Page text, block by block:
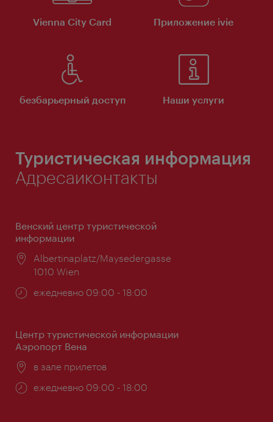
Vienna City Card Приложение ivie
безбарьерный доступ Наши услуги
Туристическая информация
Адресаиконтакты
Венский центр туристической
информации
Расположение:
Albertinaplatz/Maysedergasse
1010 Wien
Часы
ежедневно 09:00 - 18:00
Центр туристической информации
Аэропорт Вена
Расположение:
в зале прилетов
Часы
ежедневно 09:00 - 18:00